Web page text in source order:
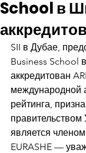
School в
SII в Дубае,
Business School
аккредитован
международной
рейтинга,
правительством
является
EURASHE —